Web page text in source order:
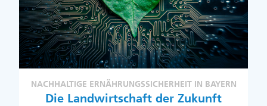
NACHHALTIGE ERNÄHRUNGSSICHERHEIT IN BAYERN
Die Landwirtschaft der Zukunft